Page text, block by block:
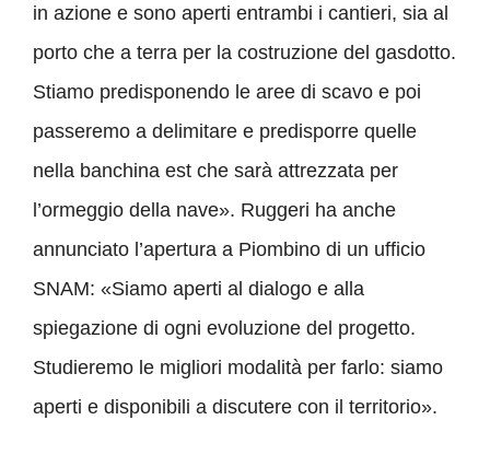
in azione e sono aperti entrambi i cantieri, sia al
porto che a terra per la costruzione del gasdotto.
Stiamo predisponendo le aree di scavo e poi
passeremo a delimitare e predisporre quelle
nella banchina est che sarà attrezzata per
l’ormeggio della nave». Ruggeri ha anche
annunciato l’apertura a Piombino di un ufficio
SNAM: «Siamo aperti al dialogo e alla
spiegazione di ogni evoluzione del progetto.
Studieremo le migliori modalità per farlo: siamo
aperti e disponibili a discutere con il territorio».